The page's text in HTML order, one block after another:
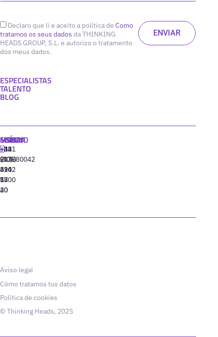
Declaro que li e aceito a política de Como
tratamos os seus dados da THINKING
HEADS GROUP, S.L. e autorizo o tratamento
dos meus dados.
ESPECIALISTAS
TALENTO
BLOG
MADRID
+34
91
310
77
40
MIAMI
+1
(305)
424
13
20
SEÚL
+82
(10)
8942
6800
LISBOA
‪+351
213880042
Aviso legal
Cómo tratamos tus datos
Política de cookies
© Thinking Heads, 2025